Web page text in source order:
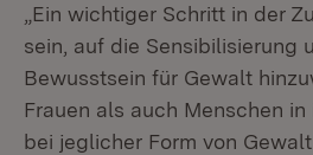
„Ein wichtiger Schritt in der
sein, auf die Sensibilisierung
Bewusstsein für Gewalt
Frauen als auch Menschen
bei jeglicher Form von